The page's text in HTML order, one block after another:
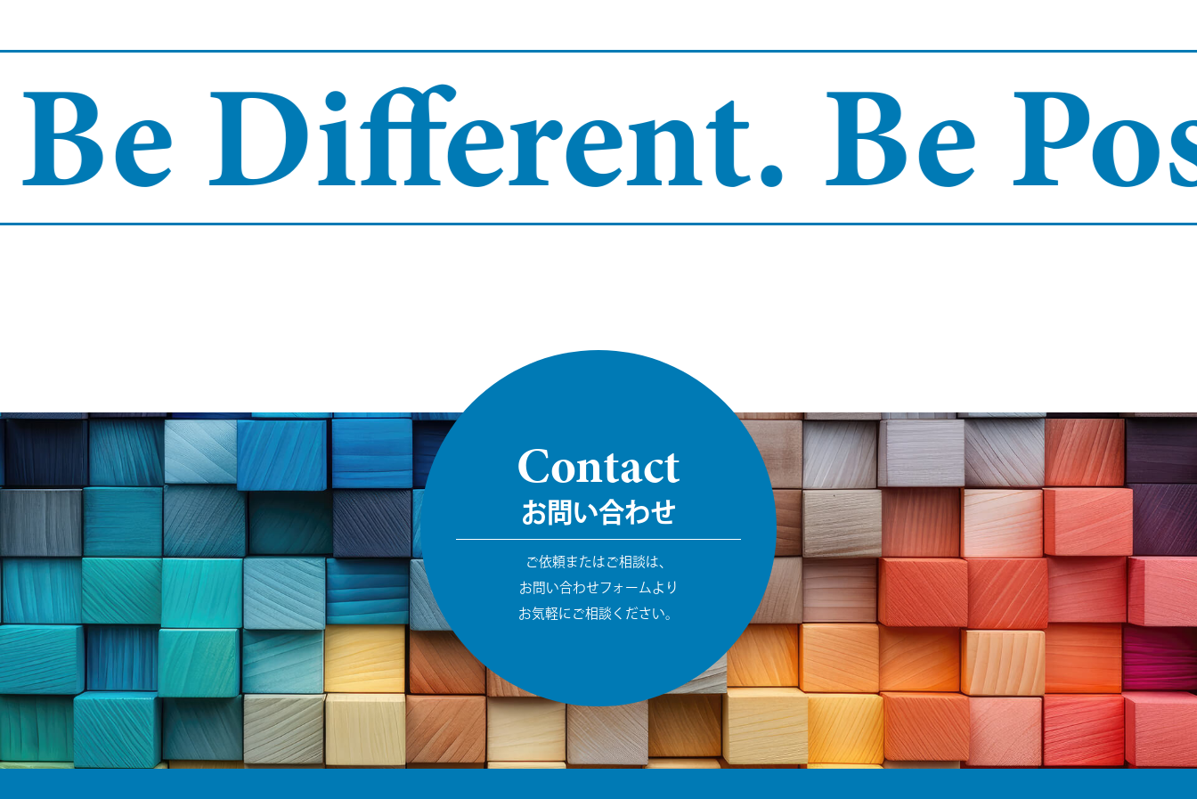
Different.Be
Contact
お問い合わせ
ご依頼またはご相談は、
お問い合わせフォームより
お気軽にご相談ください。